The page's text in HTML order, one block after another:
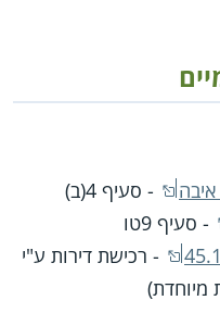
- סעיף 4(ב)
- סעיף 9טו
- רכישת דירות ע"י